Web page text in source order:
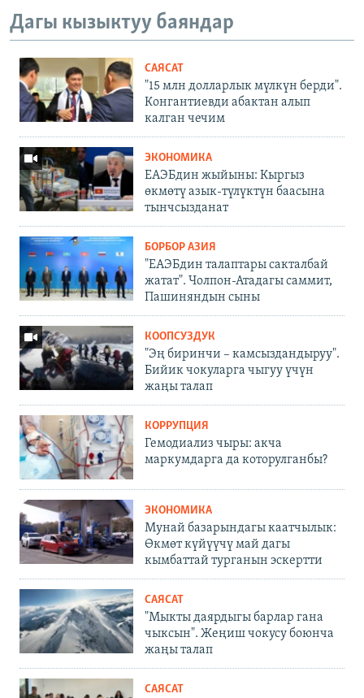
Дагы кызыктуу баяндар
САЯСАТ
"15 млн долларлык мүлкүн берди".
Конгантиевди абактан алып
калган чечим
ЭКОНОМИКА
ЕАЭБдин жыйыны: Кыргыз
өкмөтү азык-түлүктүн баасына
тынчсызданат
БОРБОР АЗИЯ
"ЕАЭБдин талаптары сакталбай
жатат". Чолпон-Атадагы саммит,
Пашиняндын сыны
КООПСУЗДУК
"Эң биринчи – камсыздандыруу".
Бийик чокуларга чыгуу үчүн
жаңы талап
КОРРУПЦИЯ
Гемодиализ чыры: акча
маркумдарга да которулганбы?
ЭКОНОМИКА
Мунай базарындагы каатчылык:
Өкмөт күйүүчү май дагы
кымбаттай турганын эскертти
САЯСАТ
"Мыкты даярдыгы барлар гана
чыксын". Жеңиш чокусу боюнча
жаңы талап
САЯСАТ